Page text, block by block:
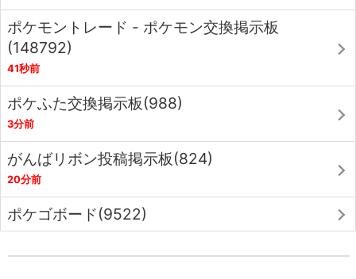
ポケモントレード - ポケモン交換掲示板
(148792)
41秒前
ポケふた交換掲示板(988)
3分前
がんばリボン投稿掲示板(824)
20分前
ポケゴボード(9522)